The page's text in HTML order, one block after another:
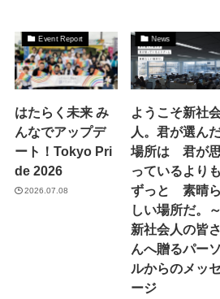
Event Report
はたらく未来 み
んなでアップデ
ート！Tokyo Pri
de 2026
2026.07.08
News
ようこそ新社
人。君が選ん
場所は 君が思
っているよりも
ずっと 素晴ら
しい場所だ。～
新社会人の皆さ
んへ贈るパーソ
ルからのメッセ
ージ